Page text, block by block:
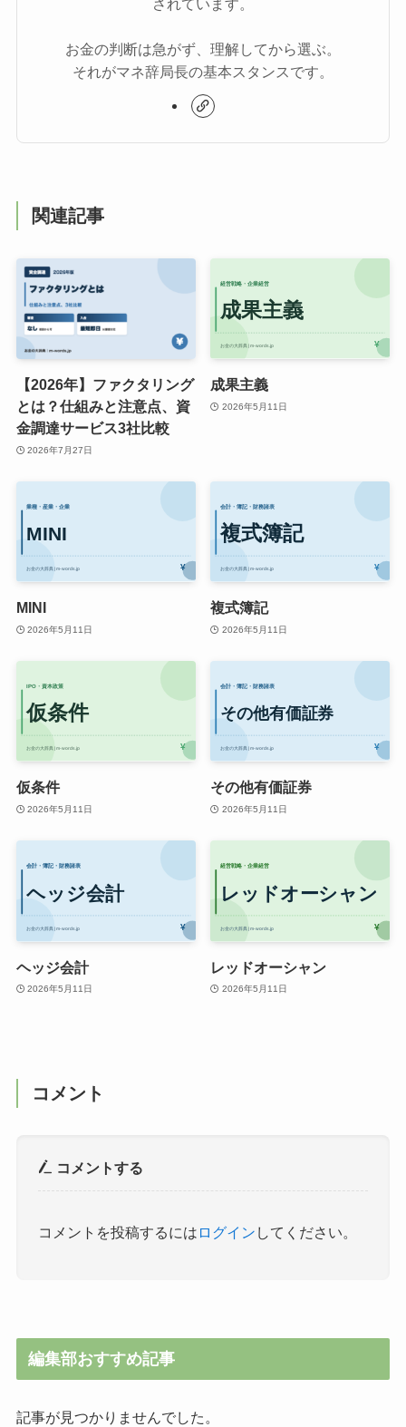
されています。
お金の判断は急がず、理解してから選ぶ。
それがマネ辞局長の基本スタンスです。
関連記事
【2026年】ファクタリング
とは？仕組みと注意点、資
金調達サービス3社比較
2026年7月27日
成果主義
2026年5月11日
MINI
2026年5月11日
複式簿記
2026年5月11日
仮条件
2026年5月11日
その他有価証券
2026年5月11日
ヘッジ会計
2026年5月11日
レッドオーシャン
2026年5月11日
コメント
コメントする
コメントを投稿するには ログイン してください。
編集部おすすめ記事
記事が見つかりませんでした。